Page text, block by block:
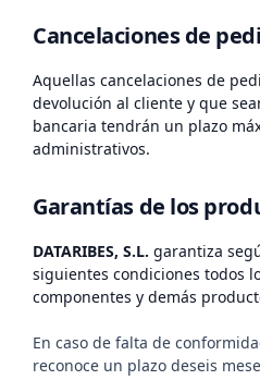
Cancelaciones de
Aquellas cancelaciones de
devolución al cliente y que
bancaria tendrán un plazo
administrativos.
Garantías de los
DATARIBES, S.L. garantiza
siguientes condiciones todos
componentes y demás
En caso de falta de
reconoce un plazo deseis